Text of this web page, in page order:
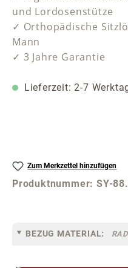
und Lordosenstütze
✓ Orthopädische
Mann
✓ 3 Jahre Garantie
Lieferzeit: 2-7
Zum Merkzettel hinzufügen
Produktnummer:SY-
BEZUG MATERIAL: